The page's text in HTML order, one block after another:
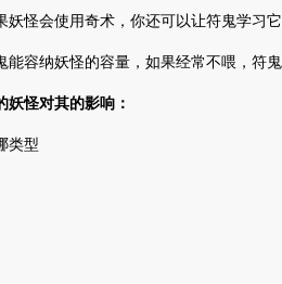
怪会使用奇术，你还可以让符鬼学习它
能容纳妖怪的容量，如果经常不喂，符鬼
妖怪对其的影响：
类型